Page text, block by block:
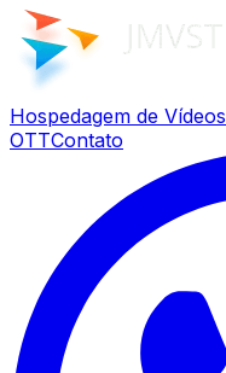
Hospedagem de Vídeos
OTTContato